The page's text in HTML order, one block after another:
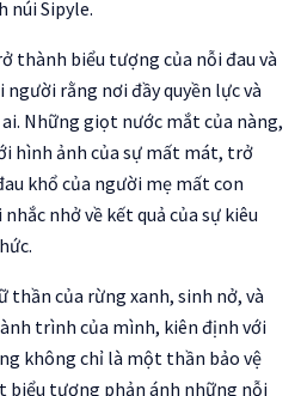
núi Sipyle.
thành biểu tượng của nỗi đau và
rằng nơi đầy quyền lực và
Những giọt nước mắt của nàng,
hình ảnh của sự mất mát, trở
khổ của người mẹ mất con
nhở về kết quả của sự kiêu
thần của rừng xanh, sinh nở, và
trình của mình, kiên định với
không chỉ là một thần bảo vệ
biểu tượng phản ánh những nỗi